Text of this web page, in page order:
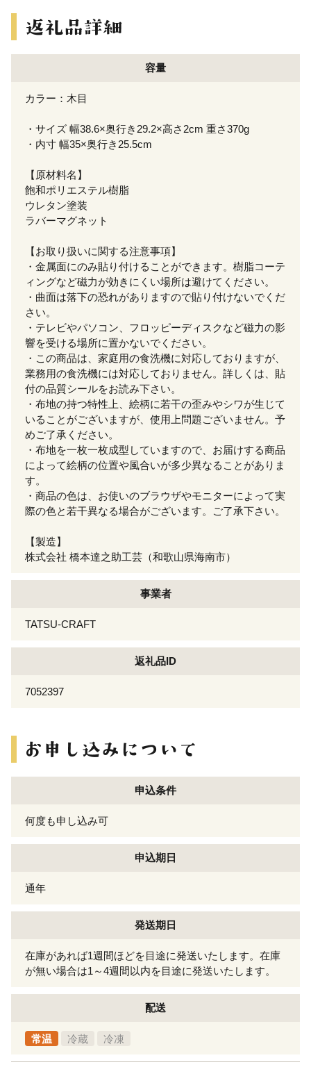
容量
カラー：木目
・サイズ 幅38.6×奥行き29.2×高さ2cm 重さ370g
・内寸 幅35×奥行き25.5cm
【原材料名】
飽和ポリエステル樹脂
ウレタン塗装
ラバーマグネット
【お取り扱いに関する注意事項】
・金属面にのみ貼り付けることができます。樹脂コーテ
ィングなど磁力が効きにくい場所は避けてください。
・曲面は落下の恐れがありますので貼り付けないでくだ
さい。
・テレビやパソコン、フロッピーディスクなど磁力の影
響を受ける場所に置かないでください。
・この商品は、家庭用の食洗機に対応しておりますが、
業務用の食洗機には対応しておりません。詳しくは、貼
付の品質シールをお読み下さい。
・布地の持つ特性上、絵柄に若干の歪みやシワが生じて
いることがございますが、使用上問題ございません。予
めご了承ください。
・布地を一枚一枚成型していますので、お届けする商品
によって絵柄の位置や風合いが多少異なることがありま
す。
・商品の色は、お使いのブラウザやモニターによって実
際の色と若干異なる場合がございます。ご了承下さい。
【製造】
株式会社 橋本達之助工芸（和歌山県海南市）
事業者
TATSU-CRAFT
返礼品ID
7052397
申込条件
何度も申し込み可
申込期日
通年
発送期日
在庫があれば1週間ほどを目途に発送いたします。在庫
が無い場合は1～4週間以内を目途に発送いたします。
配送
常温 冷蔵 冷凍